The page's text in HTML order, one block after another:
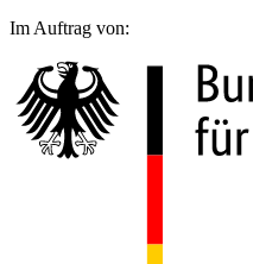
Im Auftrag von: